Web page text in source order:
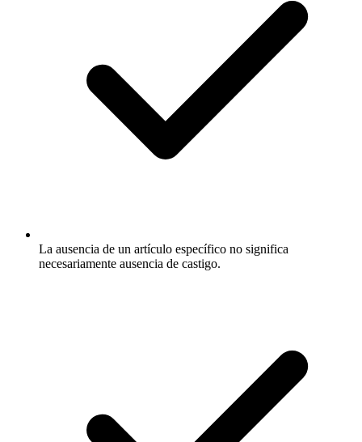
La ausencia de un artículo específico no significa
necesariamente ausencia de castigo.